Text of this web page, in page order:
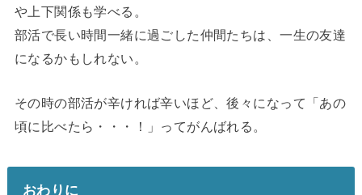
や上下関係も学べる。
部活で長い時間一緒に過ごした仲間たちは、一生の友達
になるかもしれない。
その時の部活が辛ければ辛いほど、後々になって「あの
頃に比べたら・・・！」ってがんばれる。
おわりに